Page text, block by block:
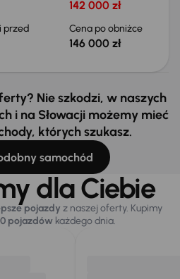
142 000 zł
przed
Cena po obniżce
146 000 zł
Nie szkodzi, w naszych
i na Słowacji możemy mieć
których szukasz.
samochód
dla Ciebie
pojazdy z naszej oferty. Kupimy
pojazdówkażdego dnia.